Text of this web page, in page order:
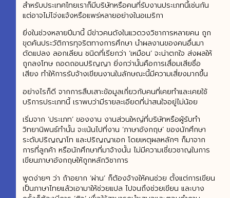
สำหรับประเทศไทยเราก็มีบริษัทหรือคนที่รับงานประเภทนี้เช่นกัน
แต่อาจไม่โจ่งแจ้งหรือแพร่หลายอย่างในอเมริกา
ยิ่งในช่วงหลายปีมานี้ มีข่าวคนดังในแวดวงวิชาการหลายคน ถูก
ขุดค้นประวัติการทุจริตทางการศึกษา นำผลงานของคนอื่นมา
ดัดแปลง ลอกเลียน ชนิดที่เรียกว่า ‘เหมือน’ จะน่าตกใจ ส่งผลให้
ถูกลงโทษ ถอดถอนปริญญา ยิ่งกว่านั้นคือการเสื่อมเสียชื่อ
เสียง ทำให้การรับจ้างเขียนงานในลักษณะนี้มีความเสี่ยงมากขึ้น
อย่างไรก็ดี จากการสืบเสาะข้อมูลเกี่ยวกับคนที่เคยทำและเคยใช้
บริการประเภทนี้ เราพบว่ามีรายละเอียดที่น่าสนใจอยู่ไม่น้อย
เริ่มจาก ‘ประเภท’ ของงาน งานส่วนใหญ่ที่บริษัทหรือผู้รับทำ
วิทยานิพนธ์ทำนั้น จะเน้นไปที่งาน ‘ภาษาอังกฤษ’ ของนักศึกษา
ระดับปริญญาโท และปริญญาเอก โดยเหตุผลหลักๆ ก็มาจาก
การที่ลูกค้า หรือนักศึกษาที่มาจ้างนั้น ไม่มีความเชี่ยวชาญในการ
เขียนภาษาอังกฤษให้ถูกหลักวิชาการ
พูดง่ายๆ ว่า ถ้าอยาก ‘ผ่าน’ ก็ต้องจ้างให้คนช่วย ตั้งแต่การเขียน
เป็นภาษาไทยแล้วเอามาให้ช่วยแปล ไปจนถึงช่วยเขียน และบาง